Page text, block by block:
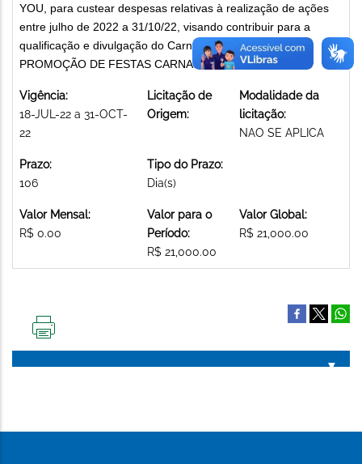
YOU, para custear despesas relativas à realização de ações
entre julho de 2022 a 31/10/22, visando contribuir para a
qualificação e divulgação do Carnaval de Belo Horizonte.
PROMOÇÃO DE FESTAS CARNAVALESCAS
Vigência:
18-JUL-22 a 31-OCT-
22
Licitação de
Origem:
Modalidade da
licitação:
NAO SE APLICA
Prazo:
106
Tipo do Prazo:
Dia(s)
Valor Mensal:
R$ 0.00
Valor para o
Período:
R$ 21,000.00
Valor Global:
R$ 21,000.00
PÁGINA